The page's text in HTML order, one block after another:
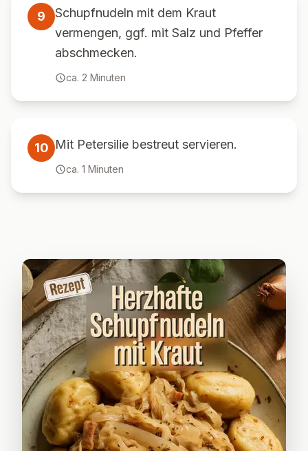
9
Schupfnudeln mit dem Kraut
vermengen, ggf. mit Salz und Pfeffer
abschmecken.
ca. 2 Minuten
10 Mit Petersilie bestreut servieren.
ca. 1 Minuten